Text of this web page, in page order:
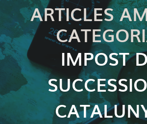
ARTICLES
IMPOST